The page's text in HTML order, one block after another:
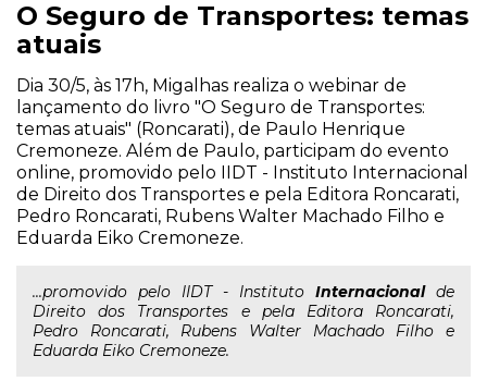
O Seguro de Transportes: temas
atuais
Dia 30/5, às 17h, Migalhas realiza o webinar de
lançamento do livro "O Seguro de Transportes:
temas atuais" (Roncarati), de Paulo Henrique
Cremoneze. Além de Paulo, participam do evento
online, promovido pelo IIDT - Instituto Internacional
de Direito dos Transportes e pela Editora Roncarati,
Pedro Roncarati, Rubens Walter Machado Filho e
Eduarda Eiko Cremoneze.
...promovido pelo IIDT - Instituto Internacionalde
Direito dos Transportes e pela Editora Roncarati,
Pedro Roncarati, Rubens Walter Machado Filho e
Eduarda Eiko Cremoneze.